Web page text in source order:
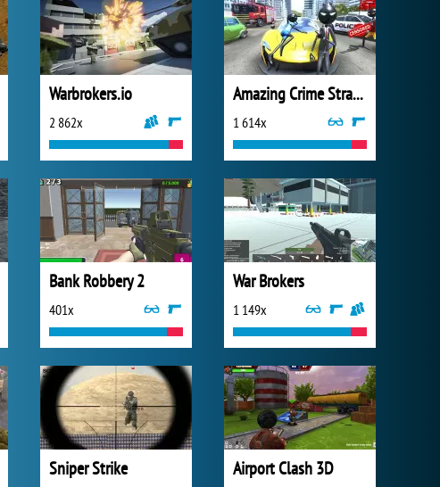
Warbrokers.io
2 862x
Amazing Crime Strange Stickman
1 614x
Bank Robbery 2
401x
War Brokers
1 149x
Sniper Strike Airport Clash 3D